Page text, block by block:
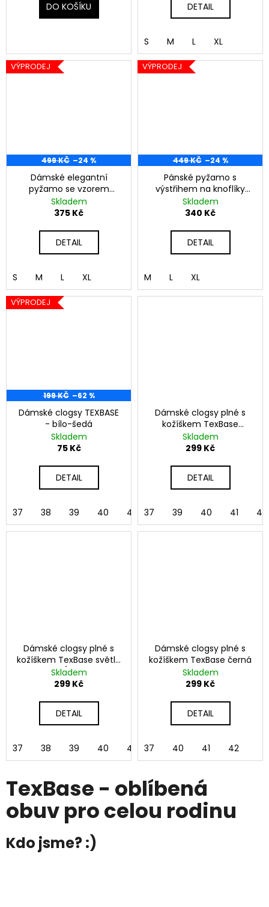
DO KOŠÍKU DETAIL
S M L XL
VÝPRODEJ
499 KČ –24 %
Dámské elegantní
pyžamo se vzorem
růžové
Skladem
375 Kč
DETAIL
S M L XL
VÝPRODEJ
449 KČ –24 %
Pánské pyžamo s
výstřihem na knoflíky
šedé
Skladem
340 Kč
DETAIL
M L XL
VÝPRODEJ
199 KČ –62 %
Dámské clogsy TEXBASE
- bílo-šedá
Skladem
75 Kč
DETAIL
37 38 39 40 41 42
Dámské clogsy plné s
kožíškem TexBase
růžová
Skladem
299 Kč
DETAIL
37 39 40 41 42
Dámské clogsy plné s
kožíškem TexBase světle
šedá/růžová
Skladem
299 Kč
DETAIL
37 38 39 40 41 42
Dámské clogsy plné s
kožíškem TexBase černá
Skladem
299 Kč
DETAIL
37 40 41 42
TexBase - oblíbená
obuv pro celou rodinu
Kdo jsme? :)